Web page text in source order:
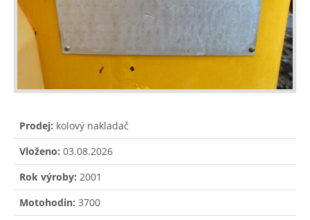
Prodej: kolový nakladač
Vloženo: 03.08.2026
Rok výroby: 2001
Motohodin: 3700